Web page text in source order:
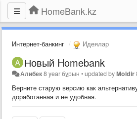
HomeBank.kz
Интернет-банкинг Идеялар
Новый Homebank
Алибек8 year бұрын •updated byMoldir
Верните старую версию как
доработанная и не удобная.